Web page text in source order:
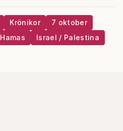
Krönikor
7 oktober
Hamas
Israel / Palestina